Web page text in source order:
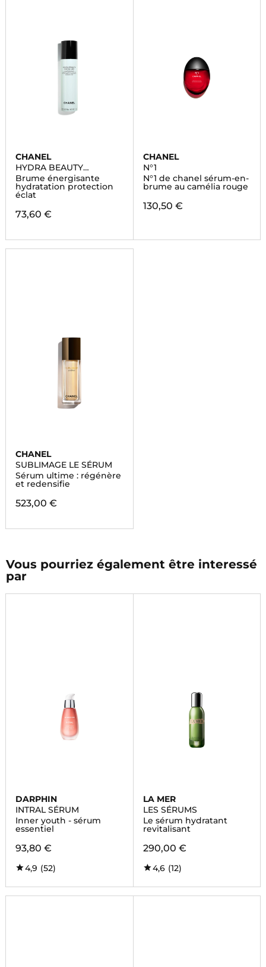
CHANEL
HYDRA BEAUTY
ESSENCE MIST
Brume énergisante
hydratation protection
éclat
73,60 €
CHANEL
N°1
N°1 de chanel sérum-en-
brume au camélia rouge
130,50 €
CHANEL
SUBLIMAGE LE SÉRUM
Sérum ultime : régénère
et redensifie
523,00 €
Vous pourriez également être interessé
par
DARPHIN
INTRAL SÉRUM
Inner youth - sérum
essentiel
93,80 €
4,9 (52)
LA MER
LES SÉRUMS
Le sérum hydratant
revitalisant
290,00 €
4,6 (12)